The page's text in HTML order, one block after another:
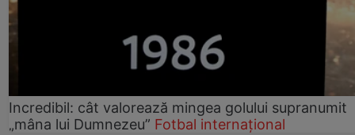
Incredibil: cât valorează mingea golului supranumit
„mâna lui Dumnezeu” Fotbal internațional